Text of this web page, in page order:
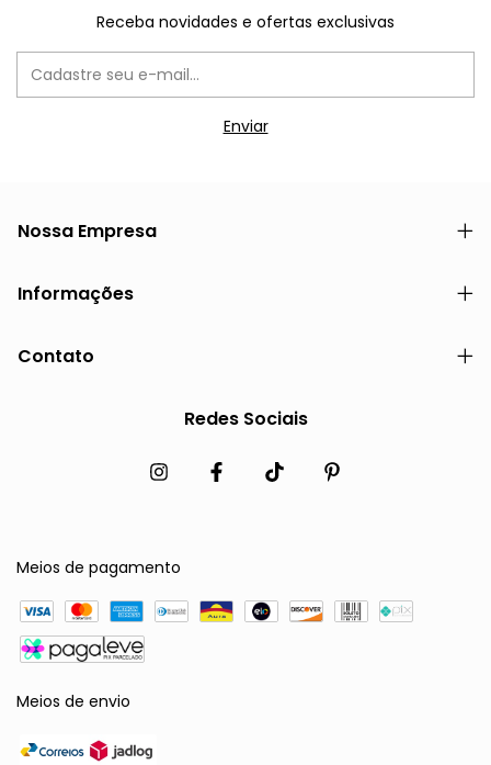
Receba novidades e ofertas exclusivas
Nossa Empresa
Informações
Contato
Redes Sociais
Meios de pagamento
Meios de envio